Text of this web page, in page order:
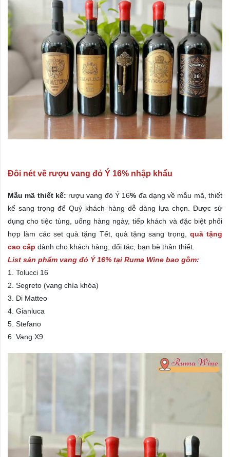
Đôi nét về rượu vang đỏ Ý 16% nhập khẩu
Mẫu mã thiết kế: rượu vang đỏ Ý 16% đa dạng về mẫu mã, thiết
kế sang trọng để Quý khách hàng dễ dàng lựa chọn. Được sử
dụng cho tiệc tùng, uống hàng ngày, tiếp khách và đặc biệt phối
hợp làm các set quà tặng Tết, quà tặng sang trọng
quà tặng
cao cấp dành cho khách hàng, đối tác, bạn bè thân thiết.
List sản phẩm vang đỏ Ý 16% tại Ruma Wine bao gồm:
1. Tolucci 16
2. Segreto (vang chìa khóa)
3. Di Matteo
4. Gianluca
5. Stefano
6. Vang X9